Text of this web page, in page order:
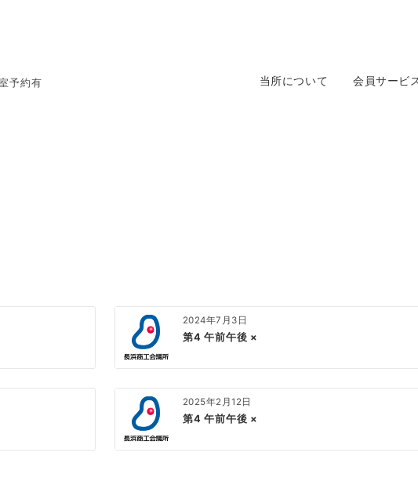
当所について 会員サービ
予約有
2024年7月3日
第4 午前午後 ×
2025年2月12日
第4 午前午後 ×